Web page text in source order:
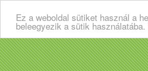
Ez a weboldal sütiket használ a
beleegyezik a sütik használatába.